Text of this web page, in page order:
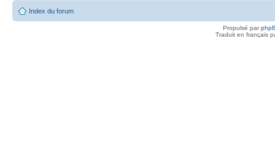
Index du forum
Propulsé par
Traduit en français